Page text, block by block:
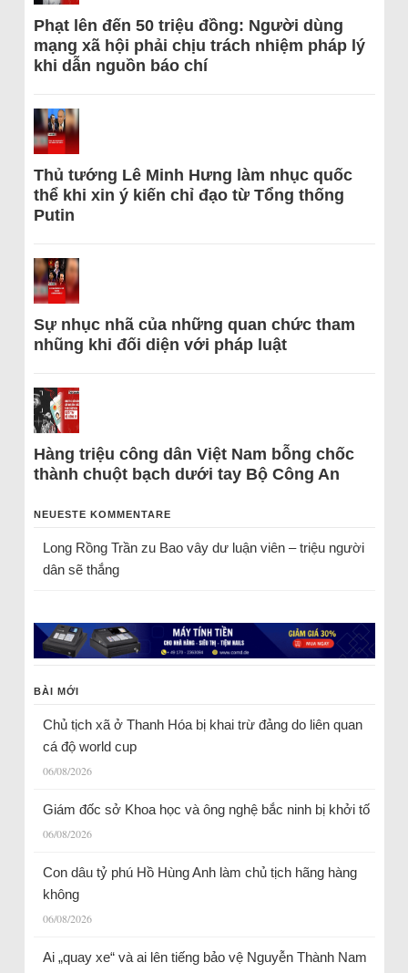
Phạt lên đến 50 triệu đồng: Người dùng
mạng xã hội phải chịu trách nhiệm pháp lý
khi dẫn nguồn báo chí
Thủ tướng Lê Minh Hưng làm nhục quốc
thể khi xin ý kiến chỉ đạo từ Tổng thống
Putin
Sự nhục nhã của những quan chức tham
nhũng khi đối diện với pháp luật
Hàng triệu công dân Việt Nam bỗng chốc
thành chuột bạch dưới tay Bộ Công An
NEUESTE KOMMENTARE
Long Rồng Trầnzu Bao vây dư luận viên – triệu người
dân sẽ thắng
BÀI MỚI
Chủ tịch xã ở Thanh Hóa bị khai trừ đảng do liên quan
cá độ world cup
06/08/2026
Giám đốc sở Khoa học và ông nghệ bắc ninh bị khởi tố
06/08/2026
Con dâu tỷ phú Hồ Hùng Anh làm chủ tịch hãng hàng
không
06/08/2026
Ai „quay xe“ và ai lên tiếng bảo vệ Nguyễn Thành Nam